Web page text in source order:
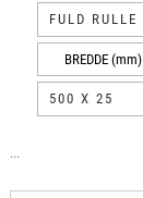
FULD RULLE
500 X 25
...